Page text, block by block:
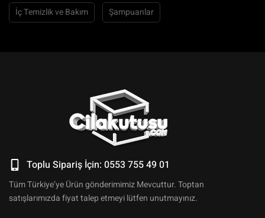
İç Temizlik ve Bakım Şampuanlar
Toplu Sipariş İçin: 0553 755 49 01
Tüm Türkiye’ye Ürün gönderimimiz Mevcuttur. Toptan
satışlarımızda fiyat talep etmeyi lütfen unutmayınız.